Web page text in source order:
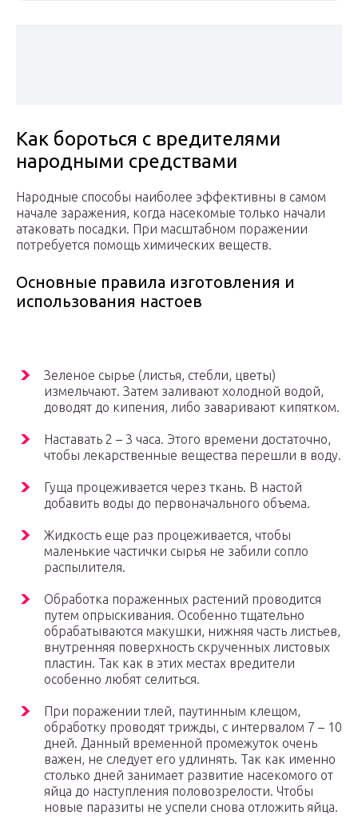
Как бороться с вредителями
народными средствами
Народные способы наиболее эффективны в самом
начале заражения, когда насекомые только начали
атаковать посадки. При масштабном поражении
потребуется помощь химических веществ.
Основные правила изготовления и
использования настоев
Зеленое сырье (листья, стебли, цветы)
измельчают. Затем заливают холодной водой,
доводят до кипения, либо заваривают кипятком.
Наставать 2 – 3 часа. Этого времени достаточно,
чтобы лекарственные вещества перешли в воду.
Гуща процеживается через ткань. В настой
добавить воды до первоначального объема.
Жидкость еще раз процеживается, чтобы
маленькие частички сырья не забили сопло
распылителя.
Обработка пораженных растений проводится
путем опрыскивания. Особенно тщательно
обрабатываются макушки, нижняя часть листьев,
внутренняя поверхность скрученных листовых
пластин. Так как в этих местах вредители
особенно любят селиться.
При поражении тлей, паутинным клещом,
обработку проводят трижды, с интервалом 7 – 10
дней. Данный временной промежуток очень
важен, не следует его удлинять. Так как именно
столько дней занимает развитие насекомого от
яйца до наступления половозрелости. Чтобы
новые паразиты не успели снова отложить яйца.